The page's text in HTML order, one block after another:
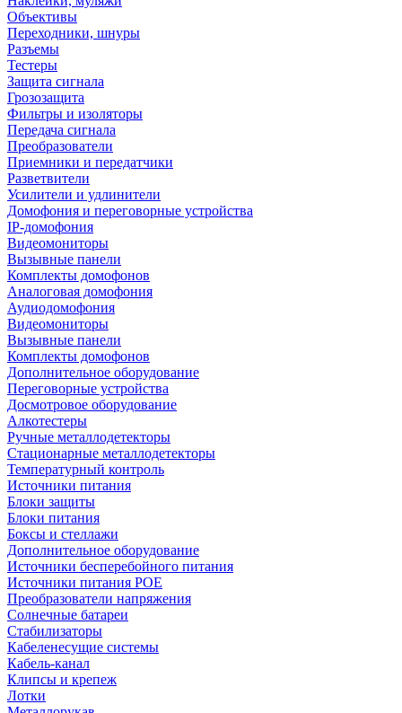
Объективы
Переходники, шнуры
Разъемы
Тестеры
Защита сигнала
Грозозащита
Фильтры и изоляторы
Передача сигнала
Преобразователи
Приемники и передатчики
Разветвители
Усилители и удлинители
Домофония и переговорные устройства
IP-домофония
Видеомониторы
Вызывные панели
Комплекты домофонов
Аналоговая домофония
Аудиодомофония
Видеомониторы
Вызывные панели
Комплекты домофонов
Дополнительное оборудование
Переговорные устройства
Досмотровое оборудование
Алкотестеры
Ручные металлодетекторы
Стационарные металлодетекторы
Температурный контроль
Источники питания
Блоки защиты
Блоки питания
Боксы и стеллажи
Дополнительное оборудование
Источники бесперебойного питания
Источники питания POE
Преобразователи напряжения
Солнечные батареи
Стабилизаторы
Кабеленесущие системы
Кабель-канал
Клипсы и крепеж
Лотки